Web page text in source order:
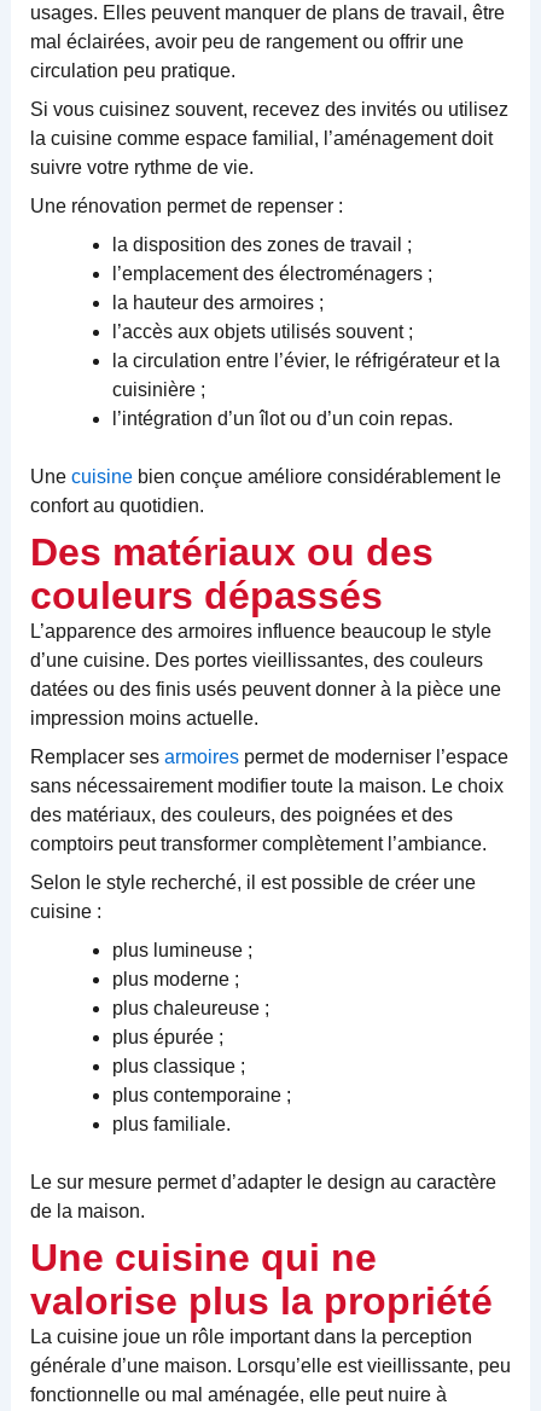
usages. Elles peuvent manquer de plans de travail, être
mal éclairées, avoir peu de rangement ou offrir une
circulation peu pratique.
Si vous cuisinez souvent, recevez des invités ou utilisez
la cuisine comme espace familial, l’aménagement doit
suivre votre rythme de vie.
Une rénovation permet de repenser :
la disposition des zones de travail ;
l’emplacement des électroménagers ;
la hauteur des armoires ;
l’accès aux objets utilisés souvent ;
la circulation entre l’évier, le réfrigérateur et la
cuisinière ;
l’intégration d’un îlot ou d’un coin repas.
Une cuisinebien conçue améliore considérablement le
confort au quotidien.
Des matériaux ou des
couleurs dépassés
L’apparence des armoires influence beaucoup le style
d’une cuisine. Des portes vieillissantes, des couleurs
datées ou des finis usés peuvent donner à la pièce une
impression moins actuelle.
Remplacer ses armoirespermet de moderniser l’espace
sans nécessairement modifier toute la maison. Le choix
des matériaux, des couleurs, des poignées et des
comptoirs peut transformer complètement l’ambiance.
Selon le style recherché, il est possible de créer une
cuisine :
plus lumineuse ;
plus moderne ;
plus chaleureuse ;
plus épurée ;
plus classique ;
plus contemporaine ;
plus familiale.
Le sur mesure permet d’adapter le design au caractère
de la maison.
Une cuisine qui ne
valorise plus la propriété
La cuisine joue un rôle important dans la perception
générale d’une maison. Lorsqu’elle est vieillissante, peu
fonctionnelle ou mal aménagée, elle peut nuire à